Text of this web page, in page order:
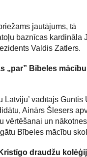
jautājums, tā
baznīcas kardināla
Valdis Zatlers.
„par” Bībeles
Latviju’ vadītājs Guntis
Ainārs Šlesers
vērtēšanai un
Bībeles mācību
draudžu